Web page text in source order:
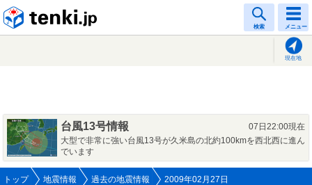
検索 メニュー
現在地
台風13号情報
07日22:00現在
大型で非常に強い台風13号が久米島の北約100kmを西北西に進ん
でいます
トップ 地震情報 過去の地震情報 2009年02月27日